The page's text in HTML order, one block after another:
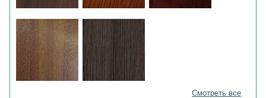
Смотреть все